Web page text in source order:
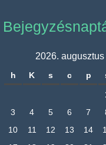
2026. augusztus
h K s c p
3
4 5 6 7
10
11 12 13 14